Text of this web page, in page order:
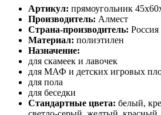
Артикул: прямоугольник
Производитель: Алмест
Страна-производитель: Россия
Материал: полиэтилен
Назначение:
для скамеек и лавочек
для МАФ и детских игровых
для пола
для беседки
Стандартные цвета: белый,